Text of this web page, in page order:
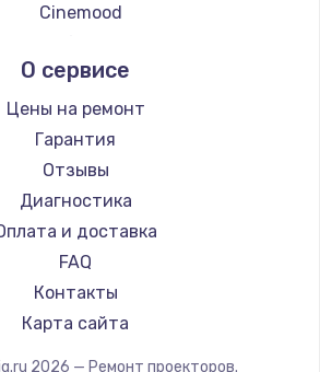
Cinemood
Barco
Xgimi
Canon
JVC
Casio
Hiper
HITACHI
Panasonic
Hisense
О сервисе
Цены на ремонт
Гарантия
Отзывы
Диагностика
и доставка
FAQ
Контакты
Карта сайта
2026 — Ремонт проекторов.